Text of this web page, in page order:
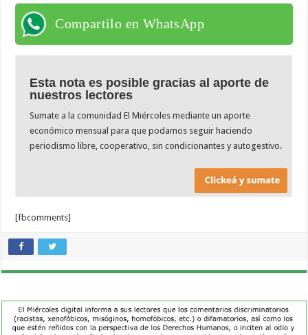
Compartilo en WhatsApp
Esta nota es posible gracias al aporte de
nuestros lectores
Sumate a la comunidad El Miércoles mediante un aporte
económico mensual para que podamos seguir haciendo
periodismo libre, cooperativo, sin condicionantes y autogestivo.
[fbcomments]